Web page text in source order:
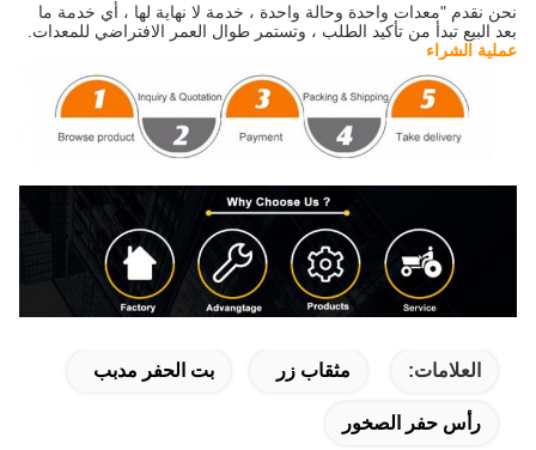
نحن نقدم "معدات واحدة وحالة واحدة ، خدمة لا نهاية لها ، أي خدمة ما
بعد البيع تبدأ من تأكيد الطلب ، وتستمر طوال العمر الافتراضي للمعدات.
عملية الشراء
العلامات: مثقاب زر بت الحفر مدبب
رأس حفر الصخور